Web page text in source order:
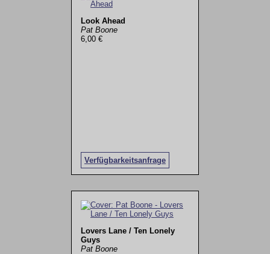
Look Ahead
Pat Boone
6,00 €
Verfügbarkeitsanfrage
Lovers Lane / Ten Lonely
Guys
Pat Boone